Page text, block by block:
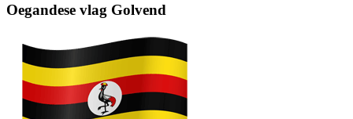
Oegandese vlag Golvend